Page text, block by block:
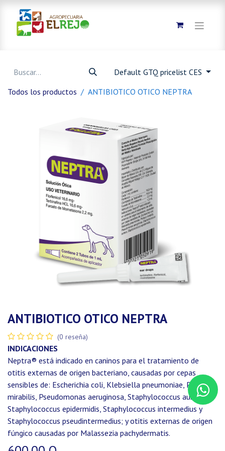
Default GTQ pricelist CES
Todos los productos
ANTIBIOTICO OTICO NEPTRA
ANTIBIOTICO OTICO NEPTRA
(0 reseña)
INDICACIONES
Neptra® está indicado en caninos para el tratamiento de
otitis externas de origen bacteriano, causadas por cepas
sensibles de: Escherichia coli, Klebsiella pneumoniae, Proteus
mirabilis, Pseudomonas aeruginosa, Staphylococcus aureus,
Staphylococcus epidermidis, Staphylococcus intermedius y
Staphylococcus pseudintermedius; y otitis externas de origen
fúngico causadas por Malassezia pachydermatis.